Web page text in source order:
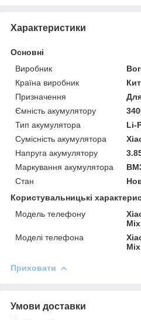
Характеристики
Основні
Виробник
Країна виробник
Призначення
Ємність акумулятору
Тип акумулятора
Li-
Сумісність акумулятора
Напруга акумулятору
Маркування акумулятора
Стан
Користувальницькі
Модель телефону
Моделі телефона
Приховати
Умови доставки